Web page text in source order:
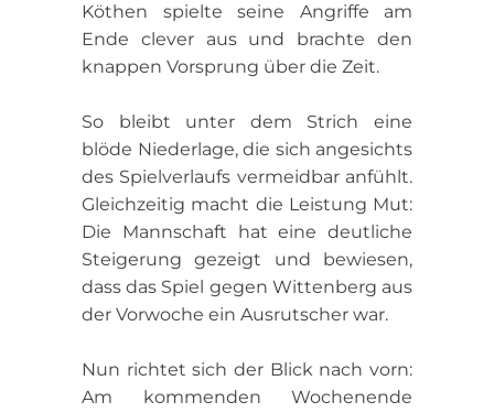
Köthen spielte seine Angriffe am
Ende clever aus und brachte den
knappen Vorsprung über die Zeit.
So bleibt unter dem Strich eine
blöde Niederlage, die sich angesichts
des Spielverlaufs vermeidbar anfühlt.
Gleichzeitig macht die Leistung Mut:
Die Mannschaft hat eine deutliche
Steigerung gezeigt und bewiesen,
dass das Spiel gegen Wittenberg aus
der Vorwoche ein Ausrutscher war.
Nun richtet sich der Blick nach vorn:
Am kommenden Wochenende